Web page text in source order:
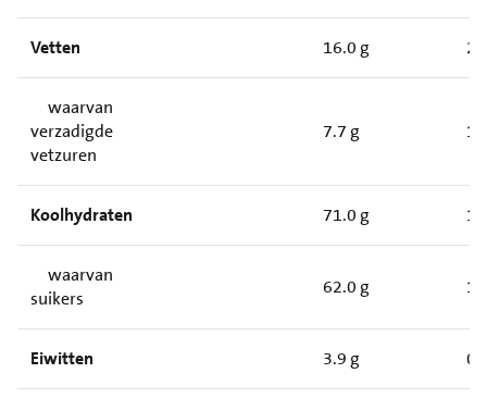
Vetten 16.0 g
waarvan
verzadigde
vetzuren
7.7 g
Koolhydraten 71.0 g
waarvan
suikers
62.0 g
Eiwitten 3.9 g